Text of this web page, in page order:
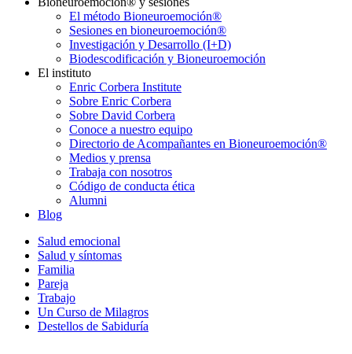
El método Bioneuroemoción®
Sesiones en bioneuroemoción®
Investigación y Desarrollo (I+D)
Biodescodificación y Bioneuroemoción
El instituto
Enric Corbera Institute
Sobre Enric Corbera
Sobre David Corbera
Conoce a nuestro equipo
Directorio de Acompañantes en Bioneuroemoción®
Medios y prensa
Trabaja con nosotros
Código de conducta ética
Alumni
Blog
Salud emocional
Salud y síntomas
Familia
Pareja
Trabajo
Un Curso de Milagros
Destellos de Sabiduría